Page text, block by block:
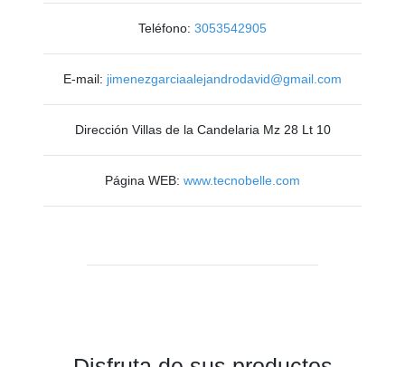
Teléfono: 3053542905
E-mail: jimenezgarciaalejandrodavid@gmail.com
Dirección Villas de la Candelaria Mz 28 Lt 10
Página WEB: www.tecnobelle.com